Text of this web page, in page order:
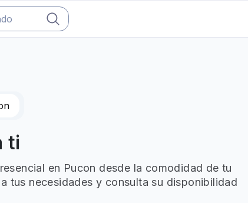
ti
en Pucon desde la comodidad de tu
tus necesidades y consulta su disponibilidad